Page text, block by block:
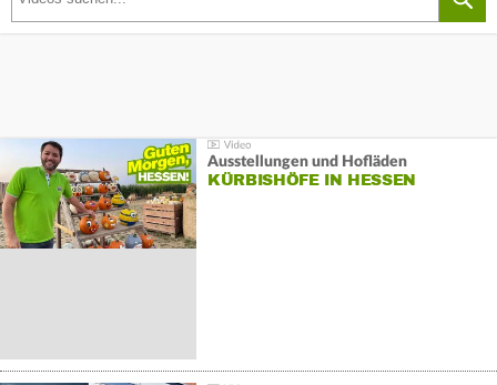
Ausstellungen und Hofläden
KÜRBISHÖFE IN HESSEN